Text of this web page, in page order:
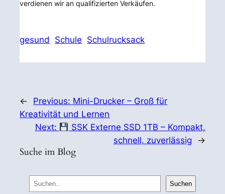
verdienen wir an qualifizierten Verkäufen.
gesund Schule Schulrucksack
← Previous: Mini-Drucker – Groß für
Kreativität und Lernen
Next:
SSK Externe SSD 1TB – Kompakt,
schnell, zuverlässig
→
Suche im Blog
Suchen